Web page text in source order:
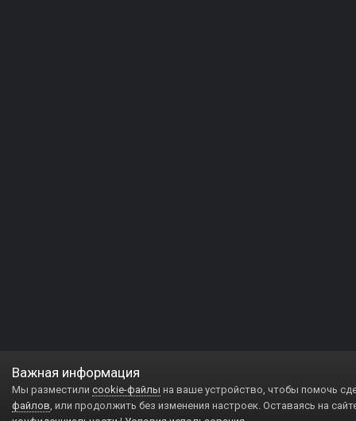
Важная информация
Мы разместили cookie-файлы на ваше устройство, чтобы помочь
файлов, или продолжить без изменения настроек. Оставаясь на